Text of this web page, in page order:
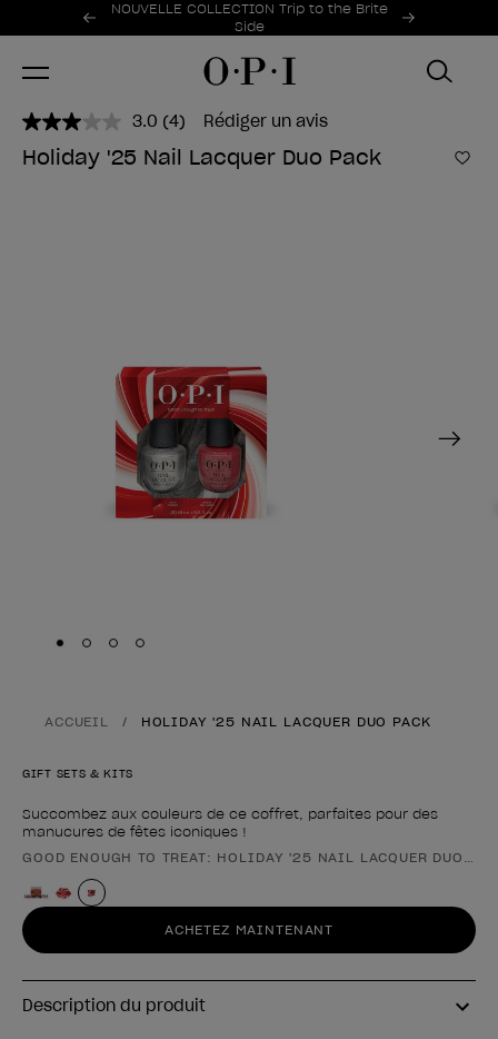
Offres promotionnelles
NOUVELLE COLLECTION Trip to the Brite
Side
Item 1 of 2
3.0 Lire
4
avis.
(4) Rédiger un avis
Holiday '25 Nail Lacquer Duo Pack
Next
Skip to slide
Skip to slide
Skip to slide
Skip to slide
ACCUEIL HOLIDAY '25 NAIL LACQUER DUO PACK
GIFT SETS & KITS
Succombez aux couleurs de ce coffret, parfaites pour des
manucures de fêtes iconiques !
Forme du produit
GOOD ENOUGH TO TREAT: HOLIDAY '25 NAIL LACQUER DUO
ACHETEZ MAINTENANT
Description du produit